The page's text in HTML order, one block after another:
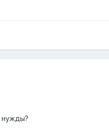
нужды?